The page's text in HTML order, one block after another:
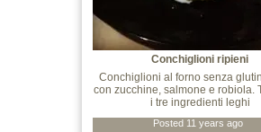
Conchiglioni ripieni
Conchiglioni al forno senza
con zucchine, salmone e robiola.
i tre ingredienti leghi
Posted 11 years ago